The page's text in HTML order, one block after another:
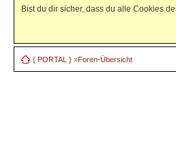
Bist du dir sicher, dass du alle Cookies
{ PORTAL } »Foren-Übersicht